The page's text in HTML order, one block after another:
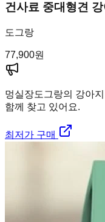
건사료 중대형견
도그랑
77,900원
멍실장도그랑의 강아
함께 찾고 있어요.
최저가 구매